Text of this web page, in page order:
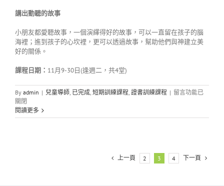
講出動聽的故事
小朋友都愛聽故事，一個演繹得好的故事，可以一直留在孩子的腦
海裡；進到孩子的心坎裡，更可以透過故事，幫助他們與神建立美
好的關係。
課程日期： 11月9-30日(逢週二，共4堂)
By admin | 兒童導師, 已完成, 短期訓練課程, 證書訓練課程 | 在
出
故
事〉
留言功能已
關閉
閱讀更多
上一頁 2 3 4 下一頁